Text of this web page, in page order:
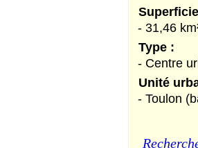
- 31,46
Type :
- Centre
Unité
- Toulon